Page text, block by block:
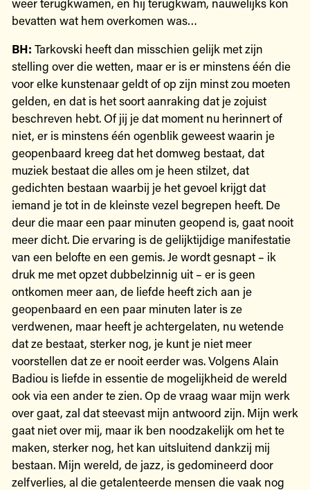
bevatten wat hem overkomen was…
BH: Tarkovski heeft dan misschien gelijk met zijn
stelling over die wetten, maar er is er minstens één die
voor elke kunstenaar geldt of op zijn minst zou moeten
gelden, en dat is het soort aanraking dat je zojuist
beschreven hebt. Of jij je dat moment nu herinnert of
niet, er is minstens één ogenblik geweest waarin je
geopenbaard kreeg dat het domweg bestaat, dat
muziek bestaat die alles om je heen stilzet, dat
gedichten bestaan waarbij je het gevoel krijgt dat
iemand je tot in de kleinste vezel begrepen heeft. De
deur die maar een paar minuten geopend is, gaat nooit
meer dicht. Die ervaring is de gelijktijdige manifestatie
van een belofte en een gemis. Je wordt gesnapt – ik
druk me met opzet dubbelzinnig uit – er is geen
ontkomen meer aan, de liefde heeft zich aan je
geopenbaard en een paar minuten later is ze
verdwenen, maar heeft je achtergelaten, nu wetende
dat ze bestaat, sterker nog, je kunt je niet meer
voorstellen dat ze er nooit eerder was. Volgens Alain
Badiou is liefde in essentie de mogelijkheid de wereld
ook via een ander te zien. Op de vraag waar mijn werk
over gaat, zal dat steevast mijn antwoord zijn. Mijn werk
gaat niet over mij, maar ik ben noodzakelijk om het te
maken, sterker nog, het kan uitsluitend dankzij mij
bestaan. Mijn wereld, de jazz, is gedomineerd door
zelfverlies, al die getalenteerde mensen die vaak nog